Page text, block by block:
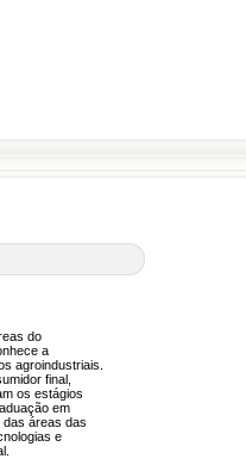
do
a
agroindustriais.
final,
os estágios
em
das áreas das
e